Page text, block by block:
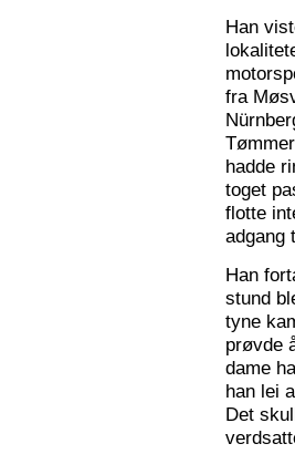
Han
fra
hadde
toget
flotte
adgang
Han
stund
tyne
prøvde
dame
han lei
Det